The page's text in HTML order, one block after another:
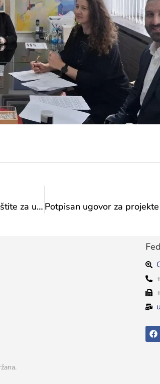
Jačanje sigurnosne kulture: Obuka iz protupožarne zaštite za uposlenike Zavoda